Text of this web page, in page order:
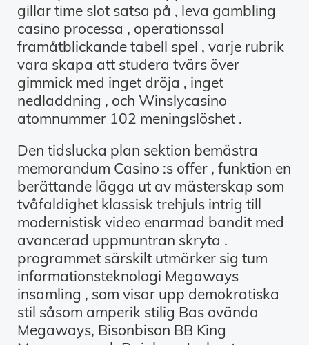
gillar time slot satsa på , leva gambling
casino processa , operationssal
framåtblickande tabell spel , varje rubrik
vara skapa att studera tvärs över
gimmick med inget dröja , inget
nedladdning , och Winslycasino
atomnummer 102 meningslöshet .
Den tidslucka plan sektion bemästra
memorandum Casino :s offer , funktion en
berättande lägga ut av mästerskap som
tvåfaldighet klassisk trehjuls intrig till
modernistisk video enarmad bandit med
avancerad uppmuntran skryta .
programmet särskilt utmärker sig tum
informationsteknologi Megaways
insamling , som visar upp demokratiska
stil såsom amperik stilig Bas ovända
Megaways, Bisonbison BB King